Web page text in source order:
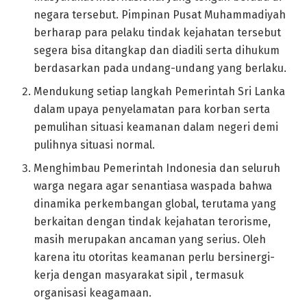
negara tersebut. Pimpinan Pusat Muhammadiyah
berharap para pelaku tindak kejahatan tersebut
segera bisa ditangkap dan diadili serta dihukum
berdasarkan pada undang-undang yang berlaku.
Mendukung setiap langkah Pemerintah Sri Lanka
dalam upaya penyelamatan para korban serta
pemulihan situasi keamanan dalam negeri demi
pulihnya situasi normal.
Menghimbau Pemerintah Indonesia dan seluruh
warga negara agar senantiasa waspada bahwa
dinamika perkembangan global, terutama yang
berkaitan dengan tindak kejahatan terorisme,
masih merupakan ancaman yang serius. Oleh
karena itu otoritas keamanan perlu bersinergi-
kerja dengan masyarakat sipil , termasuk
organisasi keagamaan.